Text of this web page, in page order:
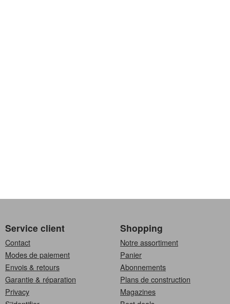
Service client
Contact
Modes de paiement
Envois & retours
Garantie & réparation
Privacy
Shopping
Notre assortiment
Panier
Abonnements
Plans de construction
Magazines